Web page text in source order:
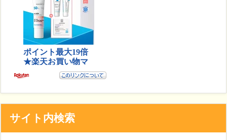
サイト内検索